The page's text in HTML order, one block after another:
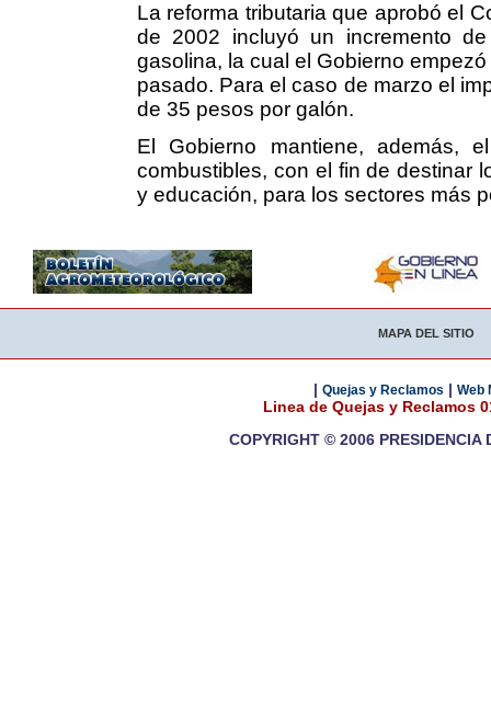
La reforma tributaria que aprobó el
de 2002 incluyó un incremento
gasolina, la cual el Gobierno
pasado. Para el caso de marzo el
de 35 pesos por galón.
El Gobierno mantiene, además,
combustibles, con el fin de destinar
y educación, para los sectores más
MAPA DEL SITIO
| Quejas y Reclamos | Web
Linea de Quejas y Reclamos
COPYRIGHT © 2006 PRESIDENCIA